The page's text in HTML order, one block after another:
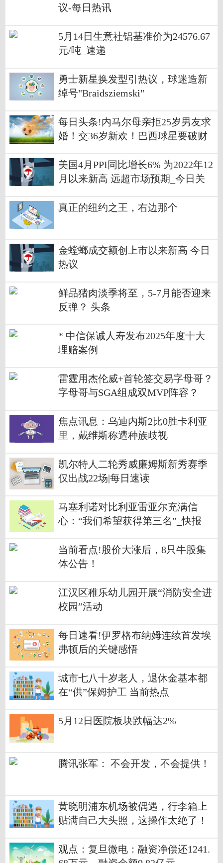
议-每日热讯
5月14日生意社铝基准价为24576.67
元/吨_速递
勇士新星换发型引热议，球迷造新
绰号"Braidsziemski"
每日头条!内马尔母亲拒25岁男友求
婚！交36岁新欢！巴西球星要破财
美国4月PPI同比增长6% 为2022年12
月以来新高 远超市场预期_今日关
真正的纽约之王，右边那个
金螳螂成交额创上市以来新高 今日
热议
鲜品猪肉淡季将至，5-7月能否迎来
反弹？ 头条
* 中信保诚人寿发布2025年度十大
理赔案例
雷霆用杰伦威+首轮签交易字母哥？
字母哥与SGA组成双MVP阵容？
焦点讯息：乌迪内斯2比0胜卡利亚
里，戴维斯称遭种族歧视
凯尔特人二轮秀威廉姆斯新秀赛季
仅出战22场|每日速读
马塞利诺对比利亚雷亚尔充满信
心：“我们希望获得第三名”_快报
当前看点!股价大涨后，8只牛股集
体公告！
江汉区稚乐幼儿园开展“消防安全进
校园”活动
每日速看!伊罗格布纳姆连续首发埃
弗顿后的关键感悟
城市七八十岁老人，退休金基本都
在“供”保姆护工 当前热点
5月12日医院板块跌幅达2%
腾讯张军： 不会开发，不会提供！
黄晓明浦东机场被偶遇，行李箱上
贴满自己大头照，这操作太绝了！
观点：复旦微电：融资净偿还1241.